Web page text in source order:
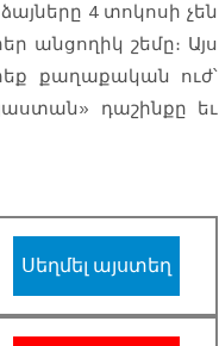
4 տոկոսի չեն
անցողիկ շեմը։ Այս
քաղաքական ուժ՝
դաշինքը եւ
Սեղմել այստեղ